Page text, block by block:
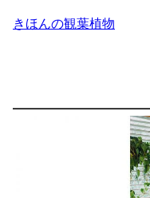
きほんの観葉植物